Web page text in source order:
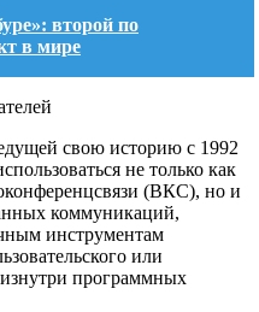
второй по
в мире
свою историю с 1992
не только как
(ВКС), но и
коммуникаций,
инструментам
или
программных